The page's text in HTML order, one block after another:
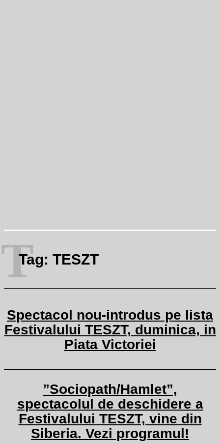
Tag: TESZT
T
Spectacol nou-introdus pe lista
Festivalului TESZT, duminica, in
Piata Victoriei
”Sociopath/Hamlet”,
spectacolul de deschidere a
Festivalului TESZT, vine din
Siberia. Vezi programul!